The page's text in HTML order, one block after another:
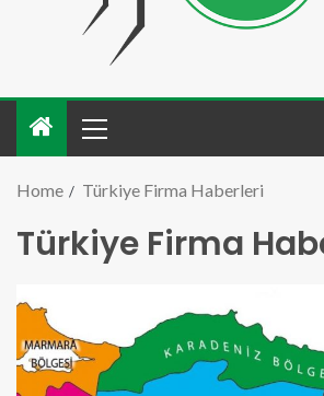
Home Türkiye Firma Haberleri
Türkiye Firma